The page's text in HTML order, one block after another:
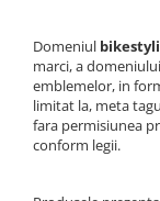
Schimbator
Schimbator Foi
Manete
Etrier frana
Domeniul
marci, a
emblemelor, in
limitat la, meta
fara permisiunea
conform legii.